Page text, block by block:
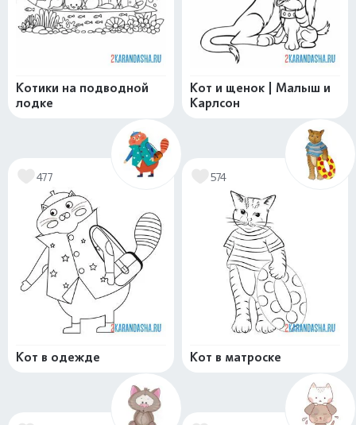
Котики на подводной
лодке
Кот и щенок | Малыш и
Карлсон
477
Кот в одежде
574
Кот в матроске